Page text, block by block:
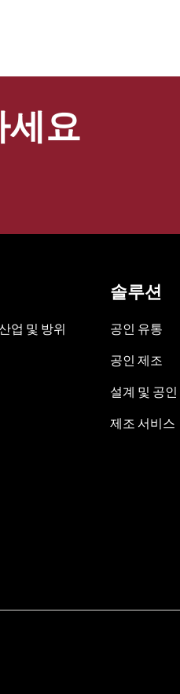
세요
업 및 방위
솔루션
공인 유통
공인 제조
설계 및 공인
제조 서비스